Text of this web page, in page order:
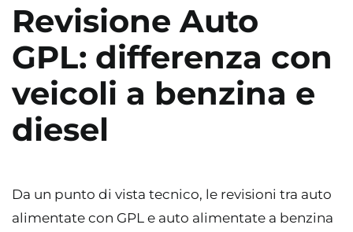
Revisione Auto
GPL: differenza con
veicoli a benzina e
diesel
Da un punto di vista tecnico, le revisioni tra auto
alimentate con GPL e auto alimentate a benzina